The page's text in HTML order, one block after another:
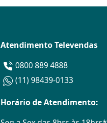
Atendimento Televendas
0800 889 4888
(11) 98439-0133
Horário de Atendimento: